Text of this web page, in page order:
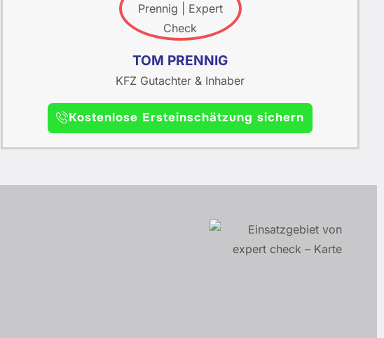
TOM PRENNIG
KFZ Gutachter & Inhaber
Kostenlose Ersteinschätzung sichern